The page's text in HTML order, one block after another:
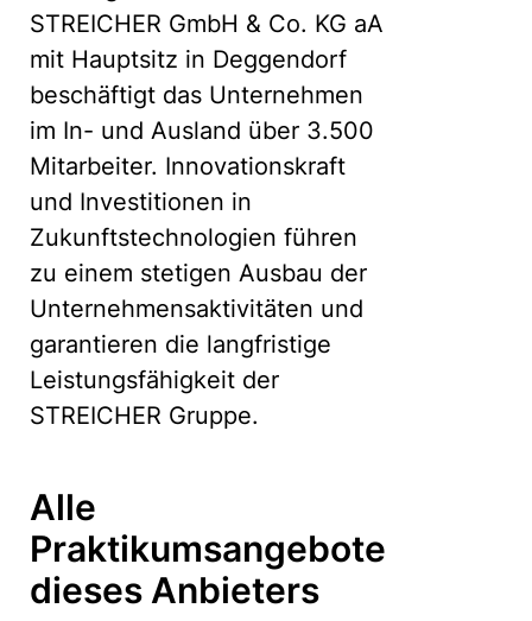
STREICHER GmbH & Co. KG aA
mit Hauptsitz in Deggendorf
beschäftigt das Unternehmen
im In- und Ausland über 3.500
Mitarbeiter. Innovationskraft
und Investitionen in
Zukunftstechnologien führen
zu einem stetigen Ausbau der
Unternehmensaktivitäten und
garantieren die langfristige
Leistungsfähigkeit der
STREICHER Gruppe.
Alle
Praktikumsangebote
dieses Anbieters